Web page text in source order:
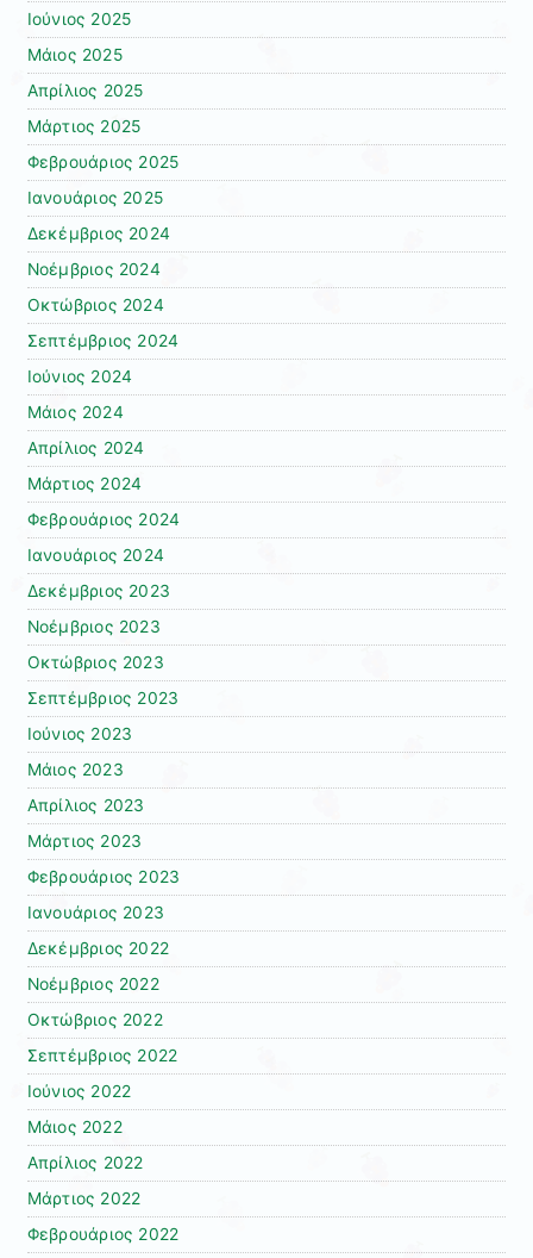
Ιούνιος 2025
Μάιος 2025
Απρίλιος 2025
Μάρτιος 2025
Φεβρουάριος 2025
Ιανουάριος 2025
Δεκέμβριος 2024
Νοέμβριος 2024
Οκτώβριος 2024
Σεπτέμβριος 2024
Ιούνιος 2024
Μάιος 2024
Απρίλιος 2024
Μάρτιος 2024
Φεβρουάριος 2024
Ιανουάριος 2024
Δεκέμβριος 2023
Νοέμβριος 2023
Οκτώβριος 2023
Σεπτέμβριος 2023
Ιούνιος 2023
Μάιος 2023
Απρίλιος 2023
Μάρτιος 2023
Φεβρουάριος 2023
Ιανουάριος 2023
Δεκέμβριος 2022
Νοέμβριος 2022
Οκτώβριος 2022
Σεπτέμβριος 2022
Ιούνιος 2022
Μάιος 2022
Απρίλιος 2022
Μάρτιος 2022
Φεβρουάριος 2022